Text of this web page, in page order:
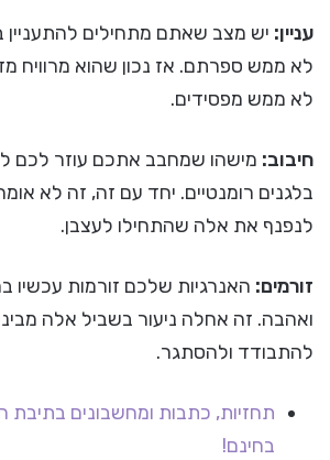
עניין: יש מצב שאתם מתחילים להתעניין
לא ממש ספרתם. אז נכון שהוא מרוויח
לא ממש מפסידים.
חיבוב: מישהו שמחבב אתכם עוזר לכם
בלגנים רומנטיים. יחד עם זה, זה לא
לנפנף את אלה שהתחילו לעצבן.
זורמים: האנרגיות שלכם זורמות עכשיו
ואהבה. זה אחלה ניעור בשביל אלה
להתבודד ולהסתגר.
תחזיות, כתבות ומחשבונים
בחינם!